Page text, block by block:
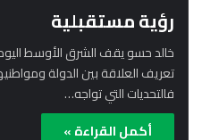
رؤية مستقبلية
خالد حسو يقف الشرق الأوسط
تعريف العلاقة بين الدولة
فالتحديات التي تواجه…
أكمل القراءة »